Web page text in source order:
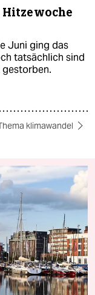
Juni ging das
tatsächlich sind
klimawandel